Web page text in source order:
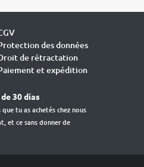
des données
de rétractation
et expédition
30 días
tu as achetés chez nous
et ce sans donner de